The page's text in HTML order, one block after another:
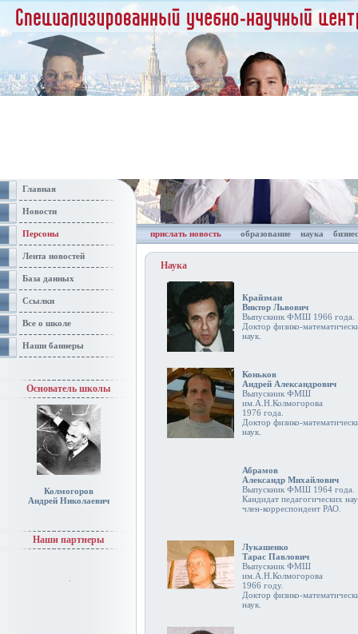
Главная
Новости
Персоны
Лента новостей
База данных
Ссылки
Все о школе
Наши баннеры
Основатель школы
Колмогоров
Андрей Николаевич
Наши партнеры
прислать новость образование наука бизнес
Наука
Крайзман
Виктор Львович
Выпускник ФМШ 1966 года.
Доктор физико-
наук.
Коньков
Андрей Александрович
Выпускник ФМШ
им.А.Н.Колмогорова
1976 года.
Доктор физико-
наук.
Абрамов
Александр Михайлович
Выпускник ФМШ 1964 года.
Кандидат педагогических
член-корреспондент РАО.
Лукашенко
Тарас Павлович
Выпускник ФМШ
им.А.Н.Колмогорова
1966 году.
Доктор физико-
наук.